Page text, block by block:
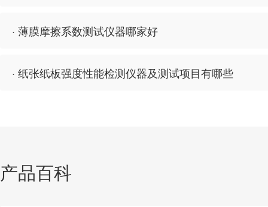
· 薄膜摩擦系数测试仪器哪家好
· 纸张纸板强度性能检测仪器及测试项目有哪些
产品百科